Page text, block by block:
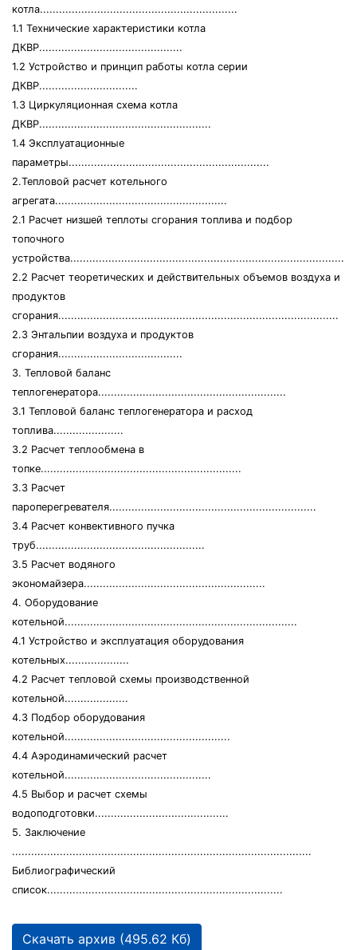
котла..............................................................
1.1 Технические характеристики котла
ДКВР.............................................
1.2 Устройство и принцип работы котла серии
ДКВР...............................
1.3 Циркуляционная схема котла
ДКВР......................................................
1.4 Эксплуатационные
параметры...............................................................
2.Тепловой расчет котельного
агрегата......................................................
2.1 Расчет низшей теплоты сгорания топлива и подбор
топочного
2.2 Расчет теоретических и действительных объемов воздуха и
продуктов
сгорания........................................................................................
2.3 Энтальпии воздуха и продуктов
сгорания.......................................
3. Тепловой баланс
теплогенератора...........................................................
3.1 Тепловой баланс теплогенератора и расход
топлива......................
3.2 Расчет теплообмена в
топке...............................................................
3.3 Расчет
пароперегревателя.................................................................
3.4 Расчет конвективного пучка
труб.....................................................
3.5 Расчет водяного
экономайзера.........................................................
4. Оборудование
котельной.........................................................................
4.1 Устройство и эксплуатация оборудования
котельных....................
4.2 Расчет тепловой схемы производственной
котельной....................
4.3 Подбор оборудования
котельной....................................................
4.4 Аэродинамический расчет
котельной..............................................
4.5 Выбор и расчет схемы
водоподготовки..........................................
5. Заключение
..............................................................................................
Библиографический
список..........................................................................
Скачать архив (495.62 Кб)